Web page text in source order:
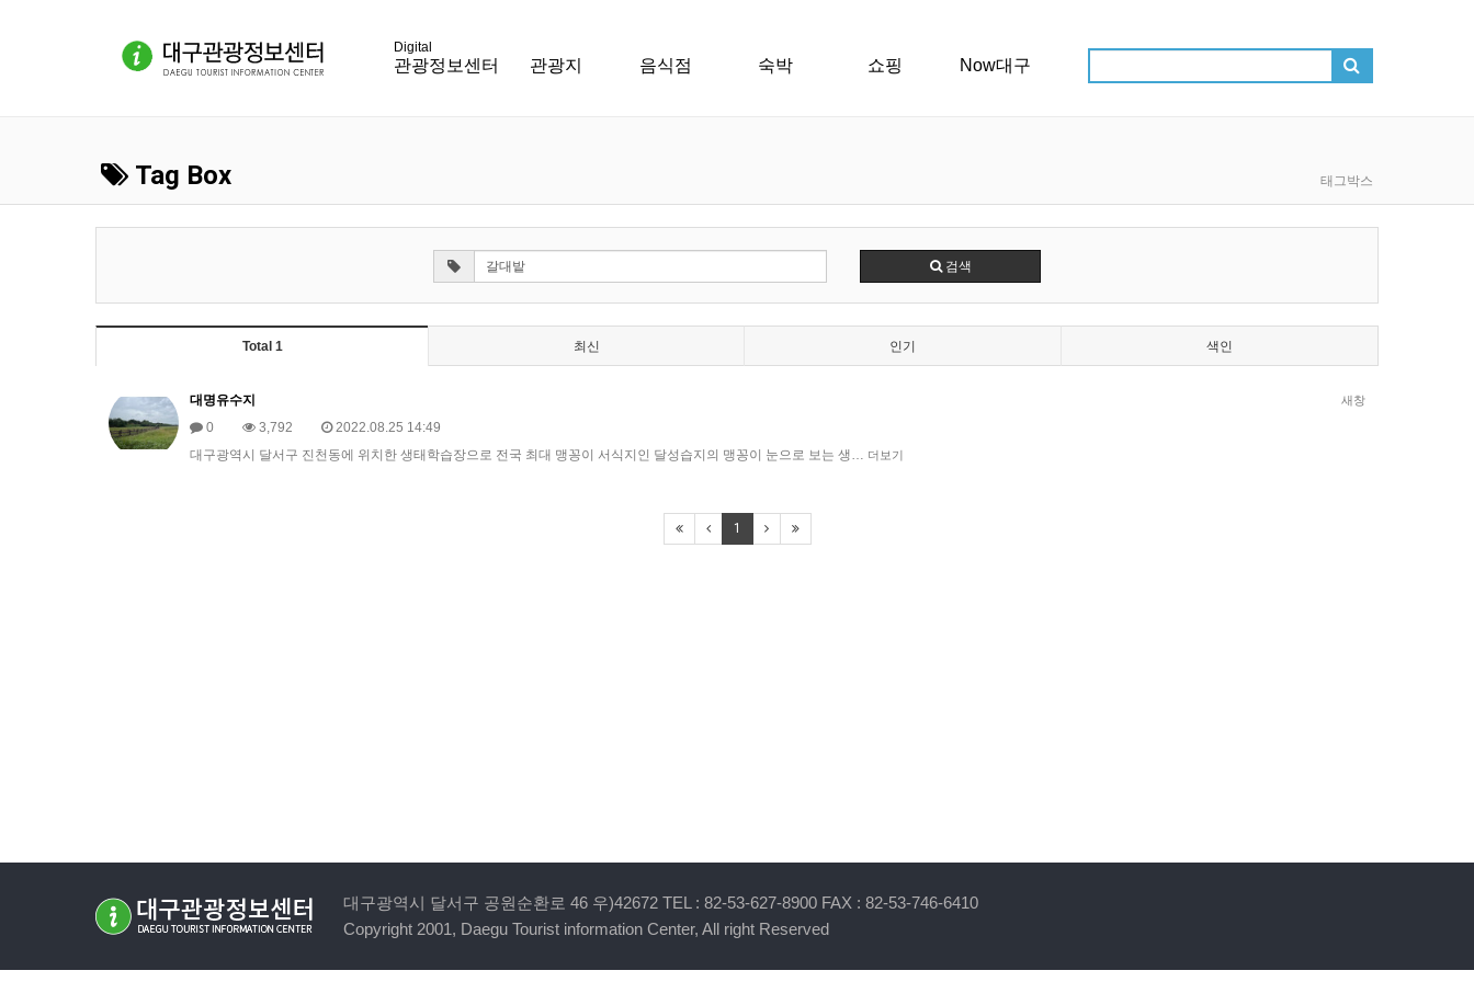
관광정보센터 관광지 음식점 숙박 쇼핑 Now대구
Tag Box 태그박스
검색
Total 1 최신 인기 색인
새창
대명유수지
0
3,792
2022.08.25 14:49
대구광역시 달서구 진천동에 위치한 생태학습장으로 전국 최대 맹꽁이 서식지인 달성습지의 맹꽁이 눈으로 보는 생… 더보기
1
대구광역시 달서구 공원순환로 46 우)42672 TEL : 82-53-627-8900 FAX : 82-53-746-6410
Copyright 2001, Daegu Tourist information Center, All right Reserved